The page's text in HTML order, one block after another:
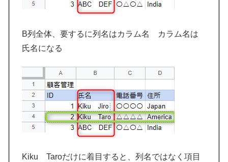
B列全体、要するに列名はカラム名 カラム名は
氏名になる
Kiku Taroだけに着目すると、列名ではなく項目